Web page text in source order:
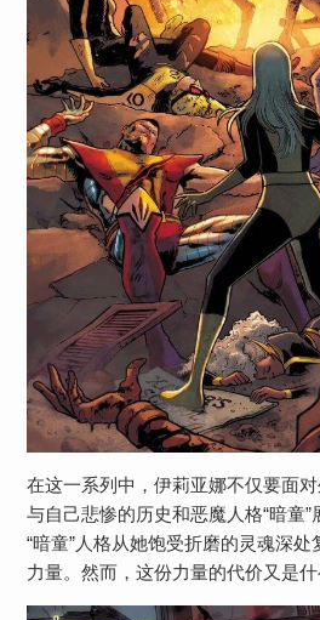
在这一系列中，伊莉亚娜不仅要面
与自己悲惨的历史和恶魔人格“暗童
“暗童”人格从她饱受折磨的灵魂深
力量。然而，这份力量的代价又是什